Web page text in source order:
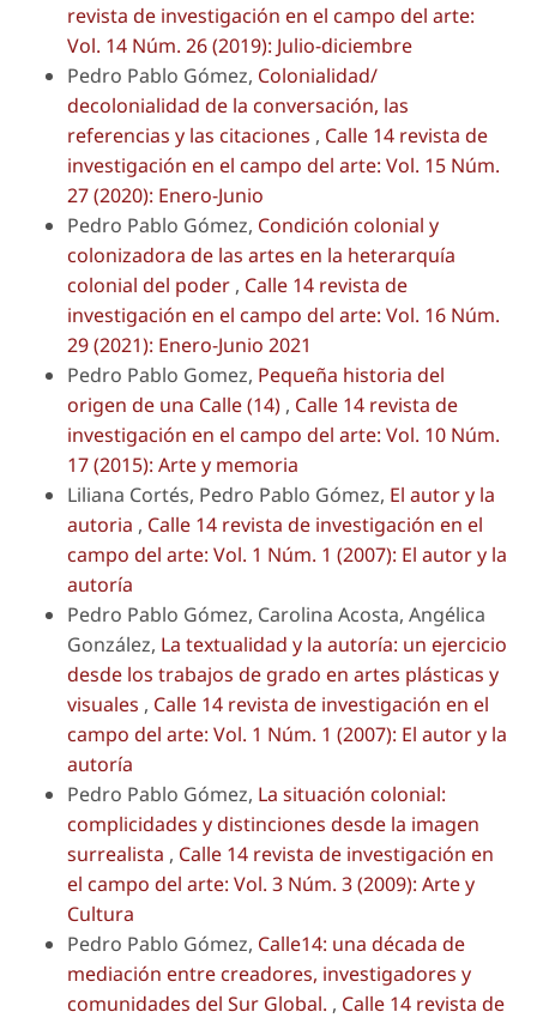
revista de investigación en el campo del arte:
Vol. 14 Núm. 26 (2019): Julio-diciembre
Pedro Pablo Gómez, Colonialidad/
decolonialidad de la conversación, las
referencias y las citaciones , Calle 14 revista de
investigación en el campo del arte: Vol. 15 Núm.
27 (2020): Enero-Junio
Pedro Pablo Gómez, Condición colonial y
colonizadora de las artes en la heterarquía
colonial del poder , Calle 14 revista de
investigación en el campo del arte: Vol. 16 Núm.
29 (2021): Enero-Junio 2021
Pedro Pablo Gomez, Pequeña historia del
origen de una Calle (14) , Calle 14 revista de
investigación en el campo del arte: Vol. 10 Núm.
17 (2015): Arte y memoria
Liliana Cortés, Pedro Pablo Gómez, El autor y la
autoria , Calle 14 revista de investigación en el
campo del arte: Vol. 1 Núm. 1 (2007): El autor y la
autoría
Pedro Pablo Gómez, Carolina Acosta, Angélica
González, La textualidad y la autoría: un ejercicio
desde los trabajos de grado en artes plásticas y
visuales , Calle 14 revista de investigación en el
campo del arte: Vol. 1 Núm. 1 (2007): El autor y la
autoría
Pedro Pablo Gómez, La situación colonial:
complicidades y distinciones desde la imagen
surrealista , Calle 14 revista de investigación en
el campo del arte: Vol. 3 Núm. 3 (2009): Arte y
Cultura
Pedro Pablo Gómez, Calle14: una década de
mediación entre creadores, investigadores y
comunidades del Sur Global. , Calle 14 revista de